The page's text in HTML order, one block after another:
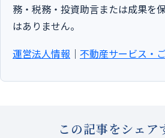
務・税務・投資助言または成果を
はありません。
運営法人情報 ｜ 不動産サービス・
この記事をシェア